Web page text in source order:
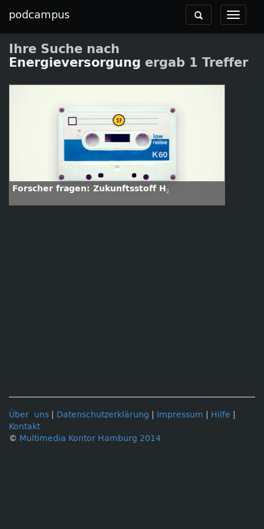
podcampus
Toggle
Toggle
navigation
Ihre Suche nach
Energieversorgung ergab 1 Treffer
Forscher fragen: Zukunftsstoff H₂
Über uns Datenschutzerklärung Impressum Hilfe
Kontakt
© Multimedia Kontor Hamburg 2014